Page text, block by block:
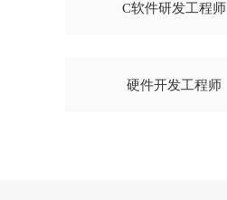
C软件研发工程师
硬件开发工程师